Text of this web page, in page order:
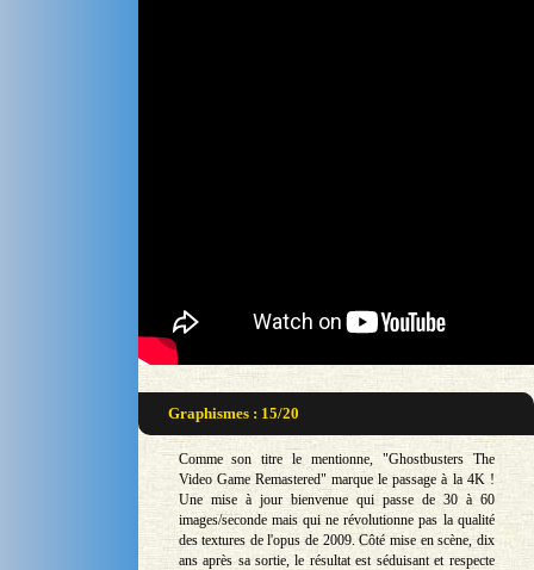
Graphismes : 15/20
Comme son titre le mentionne, "Ghostbusters The
Video Game Remastered" marque le passage à la 4K !
Une mise à jour bienvenue qui passe de 30 à 60
images/seconde mais qui ne révolutionne pas la qualité
des textures de l'opus de 2009. Côté mise en scène, dix
ans après sa sortie, le résultat est séduisant et respecte